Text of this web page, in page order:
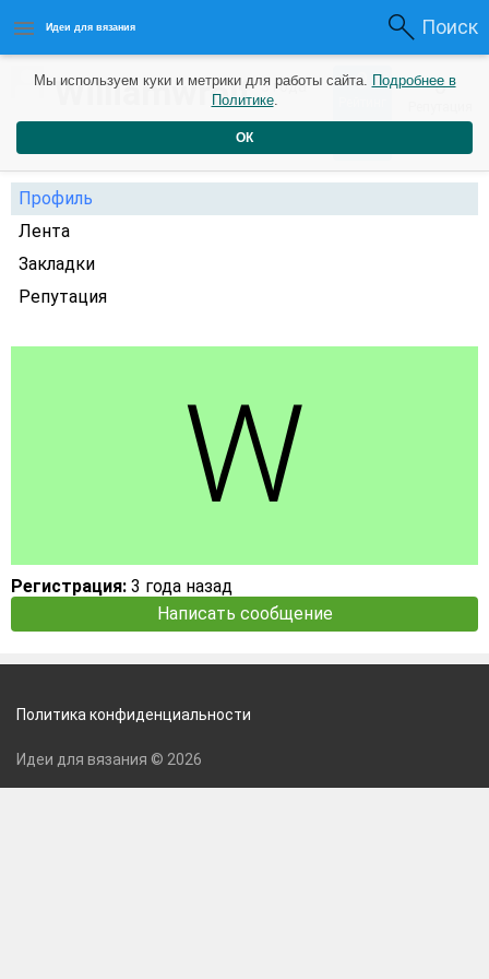
Идеи для вязания Поиск
Williamwrolf3 года 0 0
Профиль
Лента
Закладки
Репутация
Регистрация: 3 года назад
Написать сообщение
Мы используем куки и метрики для работы сайта. Подробнее в
Политике.
ОК
Политика конфиденциальности
Идеи для вязания © 2026